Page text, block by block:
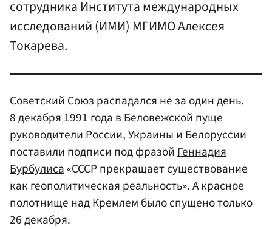
сотрудника Института международных
исследований (ИМИ) МГИМО Алексея
Токарева.
Советский Союз распадался не за один день.
8 декабря 1991 года в Беловежской пуще
руководители России, Украины и Белоруссии
поставили подписи под фразойГеннадия
Бурбулиса«СССР прекращает существование
как геополитическая реальность». А красное
полотнище над Кремлем было спущено только
26 декабря.